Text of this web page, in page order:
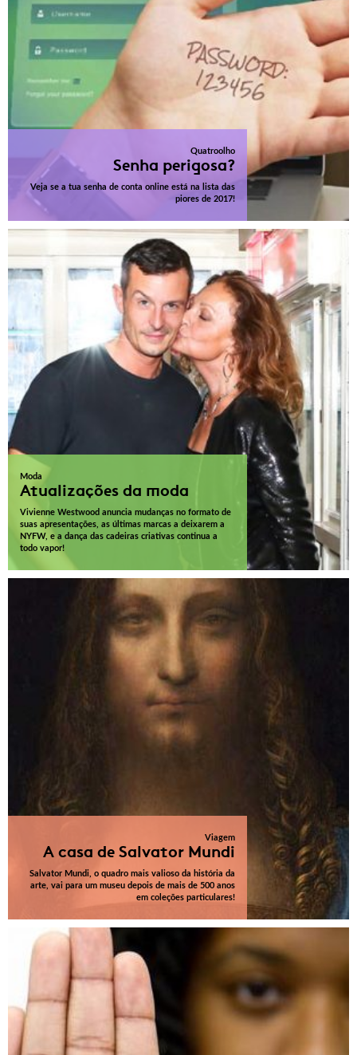
Quatroolho
Senha perigosa?
Veja se a tua senha de conta online está na lista das
piores de 2017!
Moda
Atualizações da moda
Vivienne Westwood anuncia mudanças no formato de
suas apresentações, as últimas marcas a deixarem a
NYFW, e a dança das cadeiras criativas continua a
todo vapor!
Viagem
A casa de Salvator Mundi
Salvator Mundi, o quadro mais valioso da história da
arte, vai para um museu depois de mais de 500 anos
em coleções particulares!